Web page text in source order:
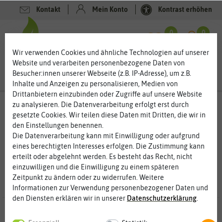
Kontakt Mein Konto Kontrast erhöhen
0 0
Paprikapflanzen – beliebtes Gemüse aus
dem Garten
Paprika gehört zu den beliebtesten Gemüsesorten. Dafür ist
nicht nur die knackige, süße Frucht verantwortlich, sondern auch
der hohe Vitamin-C-Gehalt. Nach Tomaten, Gurken, Möhren und
Zwiebeln steht Paprika auf Platz 5 der beliebten Gemüsesorten.
Und das, obwohl die Pflanzen schon einige Ansprüche im Garten
und auf dem Balkon stellen. Am richtigen Standort bringen die
Paprikapflanzen aber eine reiche Ernte und leckere Früchte.
... mehr lesen
Filter
Wir verwenden Cookies und ähnliche Technologien auf unserer
Website und verarbeiten personenbezogene Daten von
Besucher:innen unserer Webseite (z.B. IP-Adresse), um z.B.
Inhalte und Anzeigen zu personalisieren, Medien von
Drittanbietern einzubinden oder Zugriffe auf unsere Website
zu analysieren. Die Datenverarbeitung erfolgt erst durch
gesetzte Cookies. Wir teilen diese Daten mit Dritten, die wir in
den Einstellungen benennen.
Die Datenverarbeitung kann mit Einwilligung oder aufgrund
eines berechtigten Interesses erfolgen. Die Zustimmung kann
erteilt oder abgelehnt werden. Es besteht das Recht, nicht
einzuwilligen und die Einwilligung zu einem späteren
Zeitpunkt zu ändern oder zu widerrufen. Weitere
Informationen zur Verwendung personenbezogener Daten und
den Diensten erklären wir in unserer Daten­schutz­erklärung